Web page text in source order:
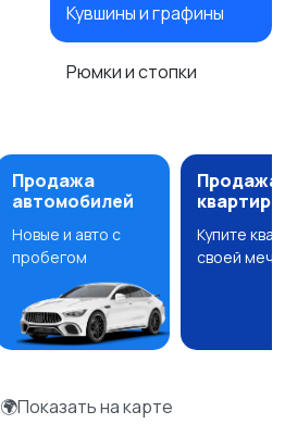
Кувшины и графины
Рюмки и стопки
Продажа
автомобилей
Новые и авто с
пробегом
Продажа
квартир
Купите
своей
🌍Показать на карте